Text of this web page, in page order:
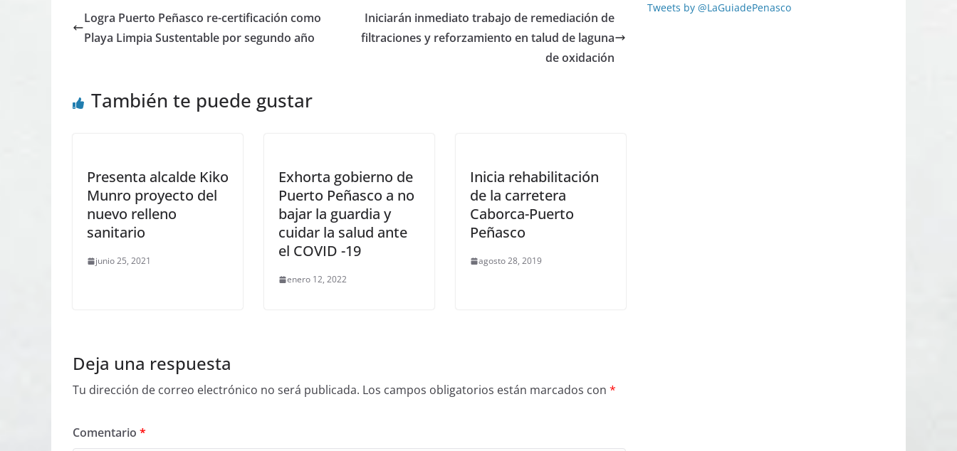
Logra Puerto Peñasco re-certificación como
Playa Limpia Sustentable por segundo año
Iniciarán inmediato trabajo de remediación de
filtraciones y reforzamiento en talud de laguna
de oxidación
También te puede gustar
Presenta alcalde Kiko
Munro proyecto del
nuevo relleno
sanitario
junio 25, 2021
Exhorta gobierno de
Puerto Peñasco a no
bajar la guardia y
cuidar la salud ante
el COVID -19
enero 12, 2022
Inicia rehabilitación
de la carretera
Caborca-Puerto
Peñasco
agosto 28, 2019
Deja una respuesta
Tu dirección de correo electrónico no será publicada. Los campos obligatorios están marcados con *
Comentario *
Tweets by @LaGuiadePenasco